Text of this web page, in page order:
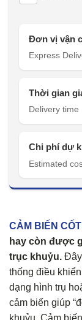
Đơn vị vận
Express
Thời gian
Delivery time
Chi phí dự
Estimated
CẢM BIẾN
hay còn được
trục khuỷu.
thống điều
dạng hình trụ
cảm biến giúp